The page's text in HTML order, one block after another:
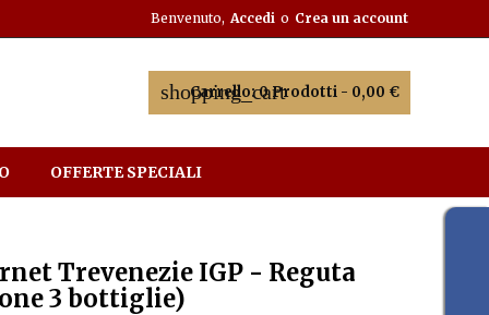
Benvenuto, Accedi o Crea un account
shopping_cart
Carrello:0Prodotti - 0,00 €
OFFERTE SPECIALI
Trevenezie IGP - Reguta
3 bottiglie)